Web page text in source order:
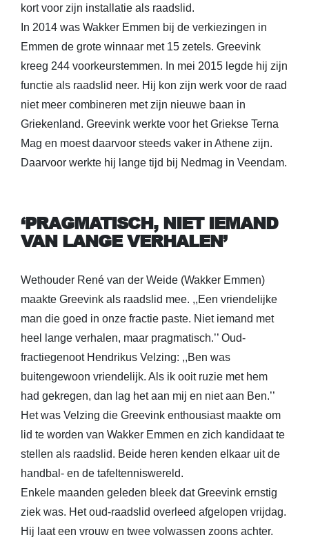
kort voor zijn installatie als raadslid.
In 2014 was Wakker Emmen bij de verkiezingen in
Emmen de grote winnaar met 15 zetels. Greevink
kreeg 244 voorkeurstemmen. In mei 2015 legde hij zijn
functie als raadslid neer. Hij kon zijn werk voor de raad
niet meer combineren met zijn nieuwe baan in
Griekenland. Greevink werkte voor het Griekse Terna
Mag en moest daarvoor steeds vaker in Athene zijn.
Daarvoor werkte hij lange tijd bij Nedmag in Veendam.
‘PRAGMATISCH, NIET IEMAND
VAN LANGE VERHALEN’
Wethouder René van der Weide (Wakker Emmen)
maakte Greevink als raadslid mee. ,,Een vriendelijke
man die goed in onze fractie paste. Niet iemand met
heel lange verhalen, maar pragmatisch.’’ Oud-
fractiegenoot Hendrikus Velzing: ,,Ben was
buitengewoon vriendelijk. Als ik ooit ruzie met hem
had gekregen, dan lag het aan mij en niet aan Ben.’’
Het was Velzing die Greevink enthousiast maakte om
lid te worden van Wakker Emmen en zich kandidaat te
stellen als raadslid. Beide heren kenden elkaar uit de
handbal- en de tafeltenniswereld.
Enkele maanden geleden bleek dat Greevink ernstig
ziek was. Het oud-raadslid overleed afgelopen vrijdag.
Hij laat een vrouw en twee volwassen zoons achter.